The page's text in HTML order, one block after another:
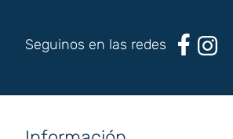
Seguinos en las redes